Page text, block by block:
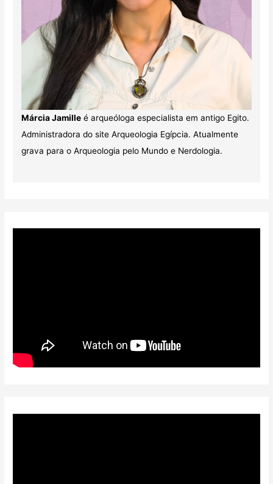
Márcia Jamilleé arqueóloga especialista em antigo Egito.
Administradora do site Arqueologia Egípcia. Atualmente
grava para o Arqueologia pelo Mundo e Nerdologia.